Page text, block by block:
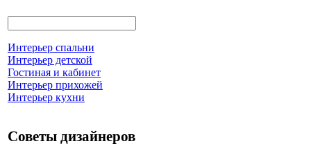
Интерьер спальни
Интерьер детской
Гостиная и кабинет
Интерьер прихожей
Интерьер кухни
Советы дизайнеров